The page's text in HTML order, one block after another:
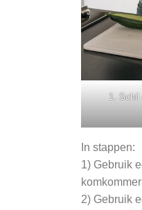
1. Schil
In stappen:
1) Gebruik
2) Gebruik